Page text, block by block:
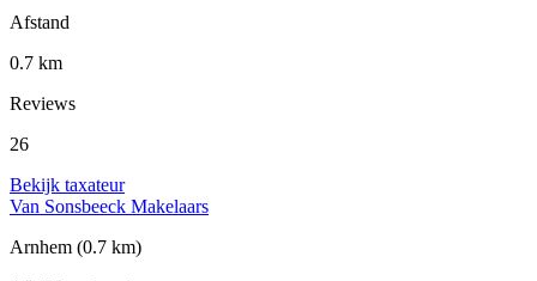
Afstand
0.7 km
Reviews
26
Bekijk taxateur
Van Sonsbeeck Makelaars
Arnhem (0.7 km)